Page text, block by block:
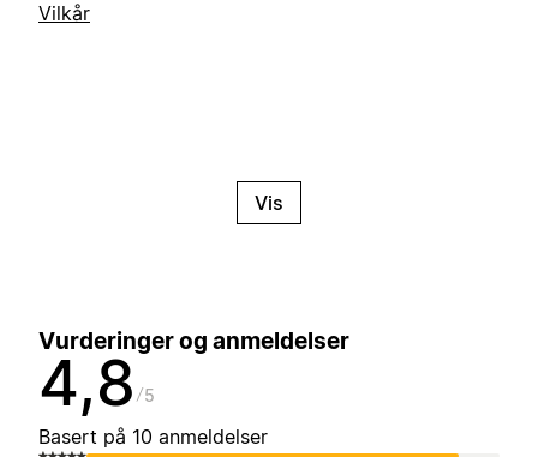
Vilkår
Vis
Vurderinger og anmeldelser
4,8 5
Basert på 10 anmeldelser